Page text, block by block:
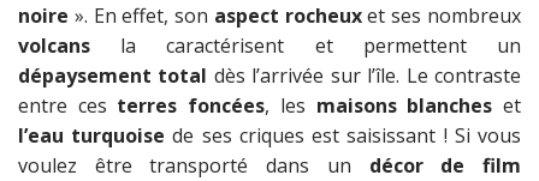
noire ». En effet, son aspect rocheuxet ses nombreux
volcans la caractérisent et permettent un
dépaysement total dès l’arrivée sur l’île. Le contraste
entre ces terres foncées, les maisons blanches et
l’eau turquoise de ses criques est saisissant ! Si vous
voulez être transporté dans un décor de film